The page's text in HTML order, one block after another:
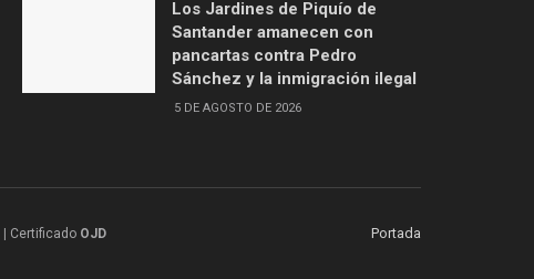
Los Jardines de Piquío de
Santander amanecen con
pancartas contra Pedro
Sánchez y la inmigración ilegal
5 DE AGOSTO DE 2026
Portada
Certificado OJD